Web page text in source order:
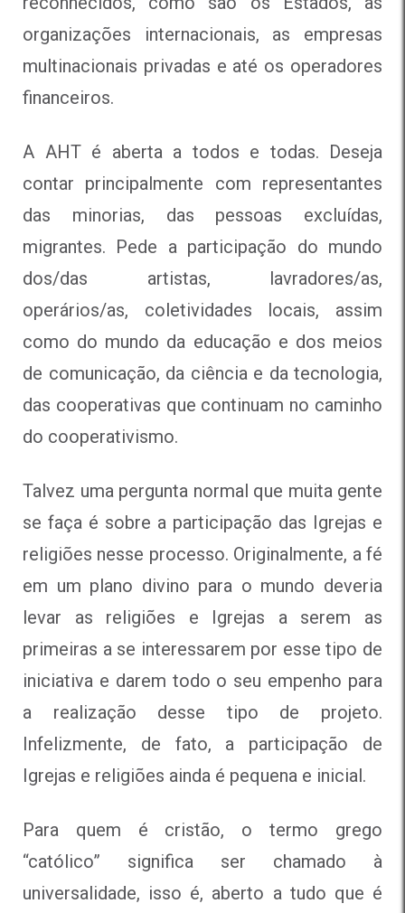
organizações internacionais, as empresas
multinacionais privadas e até os operadores
financeiros.
A AHT é aberta a todos e todas. Deseja
contar principalmente com representantes
das minorias, das pessoas excluídas,
migrantes. Pede a participação do mundo
dos/das artistas, lavradores/as,
operários/as, coletividades locais, assim
como do mundo da educação e dos meios
de comunicação, da ciência e da tecnologia,
das cooperativas que continuam no caminho
do cooperativismo.
Talvez uma pergunta normal que muita gente
se faça é sobre a participação das Igrejas e
religiões nesse processo. Originalmente, a fé
em um plano divino para o mundo deveria
levar as religiões e Igrejas a serem as
primeiras a se interessarem por esse tipo de
iniciativa e darem todo o seu empenho para
a realização desse tipo de projeto.
Infelizmente, de fato, a participação de
Igrejas e religiões ainda é pequena e inicial.
Para quem é cristão, o termo grego
“católico” significa ser chamado à
universalidade, isso é, aberto a tudo que é